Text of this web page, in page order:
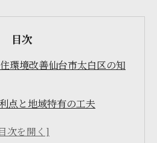
目次
環境改善仙台市太白区の知
点と地域特有の工夫
アコン再利用の取り組み